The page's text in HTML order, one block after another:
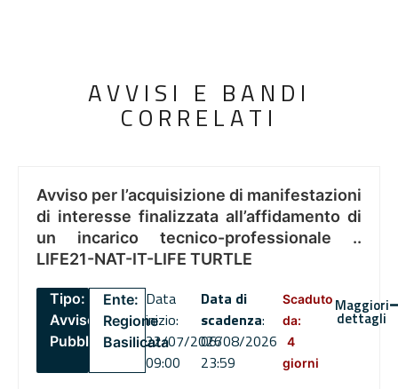
AVVISI E BANDI
CORRELATI
Avviso per l’acquisizione di manifestazioni
di interesse finalizzata all’affidamento di
un incarico tecnico-professionale ..
LIFE21-NAT-IT-LIFE TURTLE
Tipo:
Avviso
Pubblico
Ente:
Regione
Basilicata
Data
inizio:
22/07/2026
09:00
Data di
scadenza:
06/08/2026
23:59
Scaduto
da:
4
giorni
Maggiori
dettagli